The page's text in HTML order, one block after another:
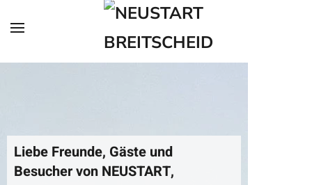
Zum Hauptinhalt springen
Liebe Freunde, Gäste und
Besucher von NEUSTART,